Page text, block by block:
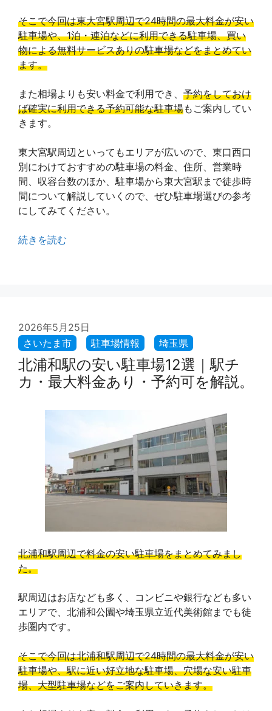
そこで今回は東大宮駅周辺で24時間の最大料金が安い
駐車場や、1泊・連泊などに利用できる駐車場、買い
物による無料サービスありの駐車場などをまとめてい
ます。
また相場よりも安い料金で利用でき、 予約をしておけ
ば確実に利用できる予約可能な駐車場もご案内してい
きます。
東大宮駅周辺といってもエリアが広いので、東口西口
別にわけておすすめの駐車場の料金、住所、営業時
間、収容台数のほか、駐車場から東大宮駅まで徒歩時
間について解説していくので、ぜひ駐車場選びの参考
にしてみてください。
続きを読む
2026年5月25日
北浦和駅の安い駐車場12選｜駅チ
カ・最大料金あり・予約可を解説。
北浦和駅周辺で料金の安い駐車場をまとめてみまし
た。
駅周辺はお店なども多く、コンビニや銀行なども多い
エリアで、北浦和公園や埼玉県立近代美術館までも徒
歩圏内です。
そこで今回は北浦和駅周辺で24時間の最大料金が安い
駐車場や、駅に近い好立地な駐車場、穴場な安い駐車
場、大型駐車場などをご案内していきます。